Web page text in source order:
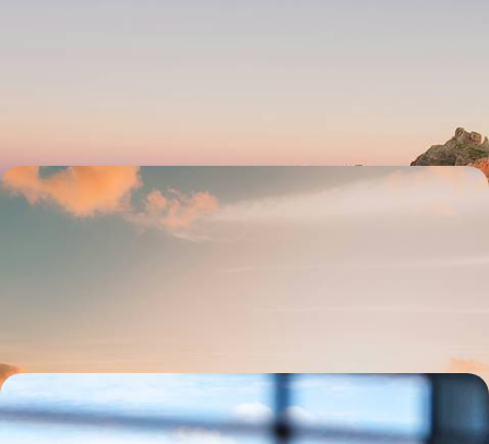
Ma quinta dans les fleurs - À Madère, un jardin sous
les alizés
Devon et Cornouailles - Au sud, l'Angleterre
balnéaire et gentry